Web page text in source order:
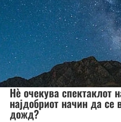
Нè очекува спектаклот
најдобриот начин да се
дожд?